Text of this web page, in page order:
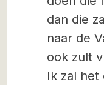
dan die
naar de
ook zult
Ik zal het